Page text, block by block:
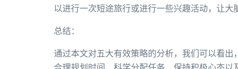
以进行一次短途旅行或进行一些兴趣活动，让大
总结：
通过本文对五大有效策略的分析，我们可以看